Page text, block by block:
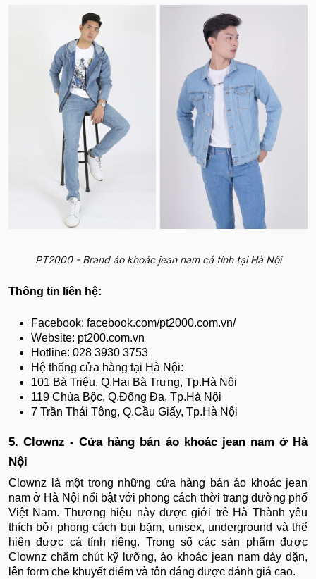
PT2000 - Brand áo khoác jean nam cá tính tại Hà Nội
Thông tin liên hệ:
Facebook: facebook.com/pt2000.com.vn/
Website: pt200.com.vn
Hotline: 028 3930 3753
Hệ thống cửa hàng tại Hà Nội:
101 Bà Triệu, Q.Hai Bà Trưng, Tp.Hà Nội
119 Chùa Bộc, Q.Đống Đa, Tp.Hà Nội
7 Trần Thái Tông, Q.Cầu Giấy, Tp.Hà Nội
5. Clownz - Cửa hàng bán áo khoác jean nam ở Hà
Nội
Clownz là một trong những cửa hàng bán áo khoác jean
nam ở Hà Nội nổi bật với phong cách thời trang đường phố
Việt Nam. Thương hiệu này được giới trẻ Hà Thành yêu
thích bởi phong cách bụi bặm, unisex, underground và thể
hiện được cá tính riêng. Trong số các sản phẩm được
Clownz chăm chút kỹ lưỡng, áo khoác jean nam dày dặn,
lên form che khuyết điểm và tôn dáng được đánh giá cao.